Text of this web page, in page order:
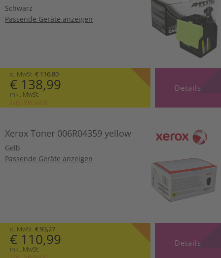
Schwarz
Passende Geräte anzeigen
o. MwSt. € 116,80
€ 138,99
inkl. MwSt.
zzgl. Versand
Details
Xerox Toner 006R04359 yellow
Gelb
Passende Geräte anzeigen
o. MwSt. € 93,27
€ 110,99
inkl. MwSt.
Details